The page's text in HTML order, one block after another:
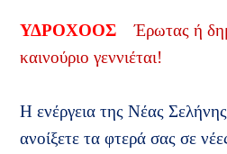
ΥΔΡΟΧΟΟΣ
Έρωτας ή
καινούριο γεννιέται!
Η ενέργεια της Νέας
ανοίξετε τα φτερά σας σε